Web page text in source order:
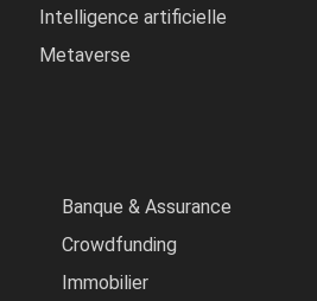
Intelligence artificielle
Metaverse
Banque & Assurance
Crowdfunding
Immobilier